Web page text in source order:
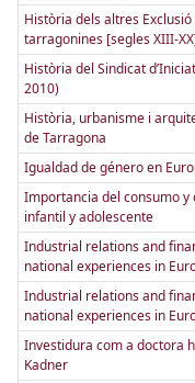
Història dels altres
tarragonines [segles XIII-
Història del Sindicat
2010)
Història, urbanisme i
de Tarragona
Igualdad de género en
Importancia del consumo y
infantil y adolescente
Industrial relations and
national experiences in
Industrial relations and
national experiences in
Investidura com a doctora
Kadner